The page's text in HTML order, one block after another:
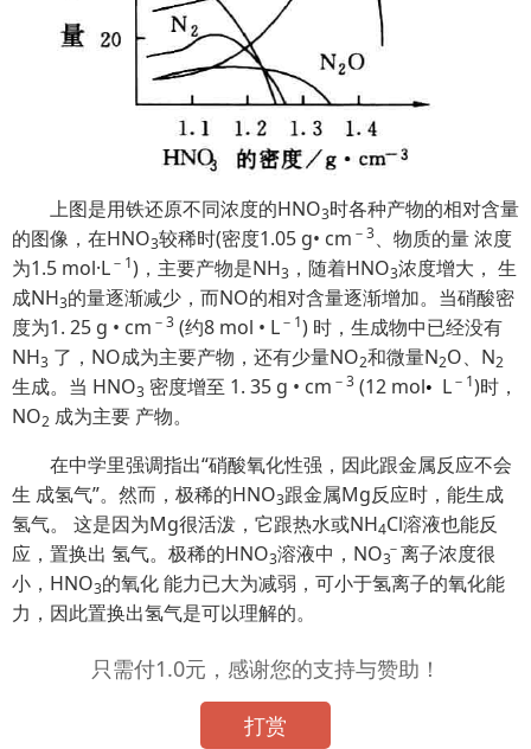
上图是用铁还原不同浓度的HNO3时各种产物的相对含量
的图像，在HNO3较稀时(密度1.05 g• cm －3、物质的量 浓度
为1.5 mol·L－1)，主要产物是NH3 ，随着HNO3浓度增大， 生
成NH3的量逐渐减少，而NO的相对含量逐渐增加。当硝酸密
度为1. 25 g • cm －3 (约8 mol • L－1) 时，生成物中已经没有
NH3 了，NO成为主要产物，还有少量NO2和微量N2O、N2
生成。当 HNO3 密度增至 1. 35 g • cm －3 (12 mol• L－1)时，
NO2 成为主要 产物。
在中学里强调指出“硝酸氧化性强，因此跟金属反应不会
生 成氢气”。然而，极稀的HNO3跟金属Mg反应时，能生成
氢气。 这是因为Mg很活泼，它跟热水或NH4Cl溶液也能反
应，置换出 氢气。极稀的HNO3溶液中，NO3
离子浓度很
小，HNO3的氧化 能力已大为减弱，可小于氢离子的氧化能
力，因此置换出氢气是可以理解的。
只需付1.0元，感谢您的支持与赞助！
打赏